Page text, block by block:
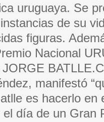
uruguaya. Se
de su
figuras.
Nacional
manifestó
es hacerlo en
día de un Gran